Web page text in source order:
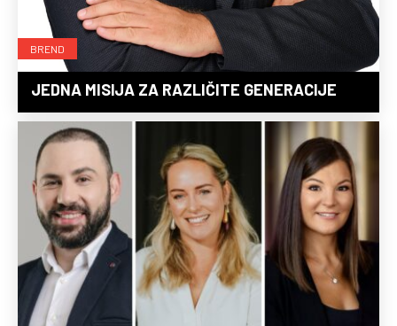
BREND
JEDNA MISIJA ZA RAZLIČITE GENERACIJE